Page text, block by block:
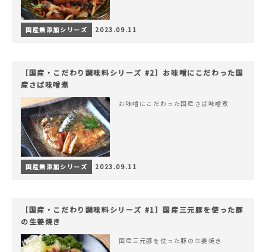
国産無添加シリーズ 2023.09.11
［国産・こだわり調味料シリーズ #2］お味噌にこだわった国
産さば味噌煮
お味噌にこだわった国産さば味噌煮
国産無添加シリーズ 2023.09.11
［国産・こだわり調味料シリーズ #1］国産三元豚を使った豚
の生姜焼き
国産三元豚を使った豚の生姜焼き